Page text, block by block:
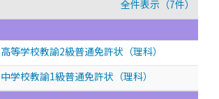
全件表示（7件）
高等学校教諭2級普通免許状（理科）
中学校教諭1級普通免許状（理科）